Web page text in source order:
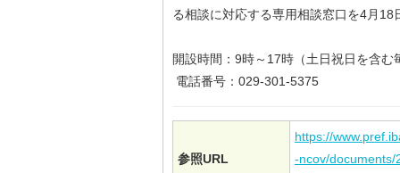
る相談に対応する専用相談窓口を4月
開設時間：9時～17時（土日祝日を含む
電話番号：029-301-5375
参照URL
https://
-ncov/documents/